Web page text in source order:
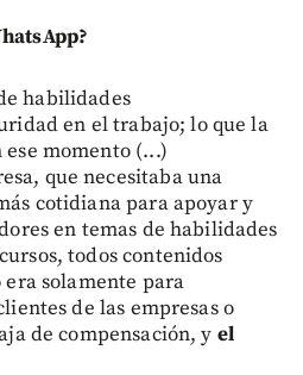
habilidades
en el trabajo; lo que la
momento (...)
que necesitaba una
cotidiana para apoyar y
en temas de habilidades
todos contenidos
era solamente para
de las empresas o
de compensación, y el